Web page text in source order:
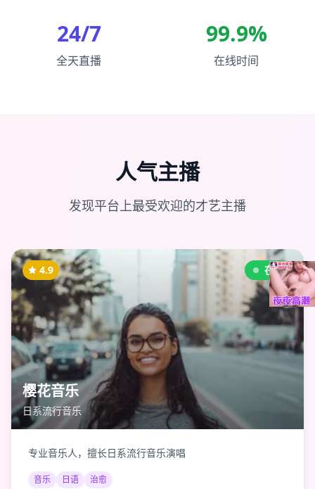
24/7
全天直播
99.9%
在线时间
人气主播
发现平台上最受欢迎的才艺主播
在线
4.9
樱花音乐
日系流行音乐
专业音乐人，擅长日系流行音乐演唱
音乐 日语 治愈